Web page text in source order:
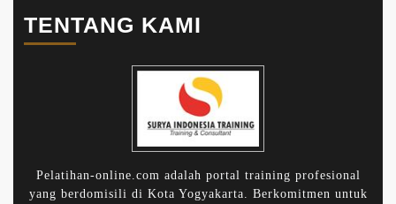
TENTANG KAMI
Pelatihan-online.com adalah portal training profesional
yang berdomisili di Kota Yogyakarta. Berkomitmen untuk